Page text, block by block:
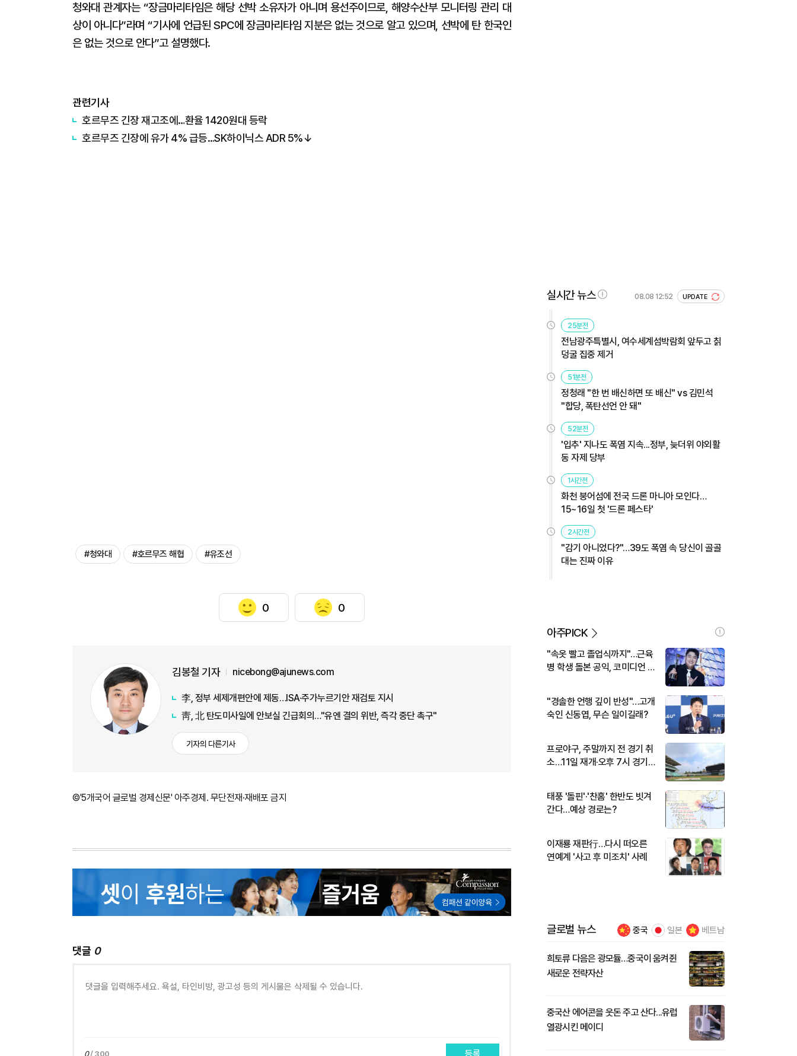
청와대 관계자는 “장금마리타임은 해당 선박 소유자가 아니며 용선주이므로, 해양수산부 모니터링 관리 대
상이 아니다”라며 “기사에 언급된 SPC에 장금마리타임 지분은 없는 것으로 알고 있으며, 선박에 탄 한국인
은 없는 것으로 안다”고 설명했다.
관련기사
호르무즈 긴장 재고조에…환율 1420원대 등락
호르무즈 긴장에 유가 4% 급등…SK하이닉스 ADR 5%↓
#청와대 #호르무즈 해협 #유조선
0 0
김봉철 기자 nicebong@ajunews.com
李, 정부 세제개편안에 제동…ISA·주가누르기안 재검토 지시
靑, 北 탄도미사일에 안보실 긴급회의…"유엔 결의 위반, 즉각 중단 촉구"
기자의 다른기사
©'5개국어 글로벌 경제신문' 아주경제. 무단전재·재배포 금지
댓글 0
0/ 300 등록
실시간 뉴스 08.08 12:52 UPDATE
25분전
전남광주특별시, 여수세계섬박람회 앞두고 칡
덩굴 집중 제거
51분전
정청래 "한 번 배신하면 또 배신" vs 김민석
"합당, 폭탄선언 안 돼"
52분전
'입추' 지나도 폭염 지속...정부, 늦더위 야외활
동 자제 당부
1시간전
화천 붕어섬에 전국 드론 마니아 모인다…
15~16일 첫 '드론 페스타'
2시간전
"감기 아니었다?"…39도 폭염 속 당신이 골골
대는 진짜 이유
아주PICK
"속옷 빨고 졸업식까지"…근육
병 학생 돌본 공익, 코미디언 김
"경솔한 언행 깊이 반성"…고개
숙인 신동엽, 무슨 일이길래?
프로야구, 주말까지 전 경기 취
소…11일 재개·오후 7시 경기
태풍 '돌핀'·'찬홈' 한반도 빗겨
간다…예상 경로는?
이재룡 재판行…다시 떠오른
연예계 '사고 후 미조치' 사례
글로벌 뉴스 중국 일본 베트남
희토류 다음은 광모듈…중국이 움켜쥔
새로운 전략자산
중국산 에어콘을 웃돈 주고 산다...유럽
열광시킨 메이디